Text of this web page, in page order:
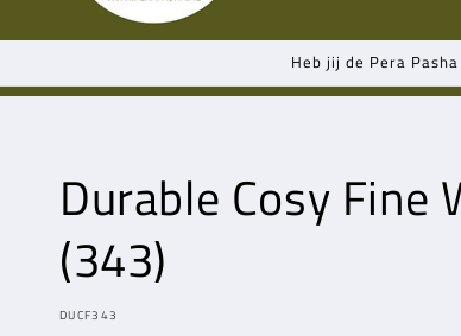
Heb jij de Pera
Durable Cosy Fine
(343)
MODEL:
DUCF343